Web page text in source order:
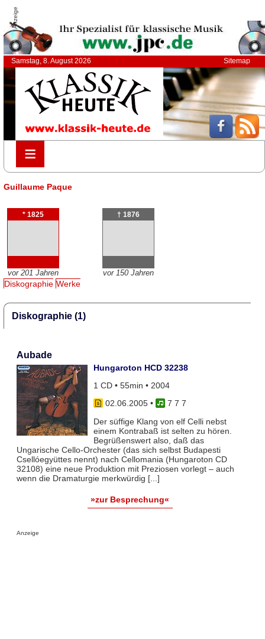
Anzeige
Samstag, 8. August 2026 Sitemap
≡
≡
Guillaume Paque
* 1825
vor 201 Jahren
† 1876
vor 150 Jahren
Diskographie Werke
Diskographie (1)
Aubade
Hungaroton HCD 32238
1 CD • 55min • 2004
02.06.2005•
7 7 7
Der süffige Klang von elf Celli nebst
einem Kontrabaß ist selten zu hören.
Begrüßenswert also, daß das
Ungarische Cello-Orchester (das sich selbst Budapesti
Csellóegyüttes nennt) nach Cellomania (Hungaroton CD
32108) eine neue Produktion mit Preziosen vorlegt – auch
wenn die Dramaturgie merkwürdig [...]
»zur Besprechung«
Anzeige